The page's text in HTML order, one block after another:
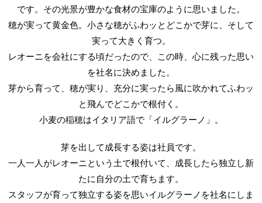
です。その光景が豊かな食材の宝庫のように思いました。
穂が実って黄金色。小さな穂がふわッとどこかで芽に、そして
実って大きく育つ。
レオーニを会社にする頃だったので、この時、心に残った思い
を社名に決めました。
芽から育って、穂が実り、充分に実ったら風に吹かれてふわッ
と飛んでどこかで根付く。
小麦の稲穂はイタリア語で「イルグラーノ」。
芽を出して成長する姿は社員です。
一人一人がレオーニという土で根付いて、成長したら独立し新
たに自分の土で育ちます。
スタッフが育って独立する姿を思いイルグラーノを社名にしま